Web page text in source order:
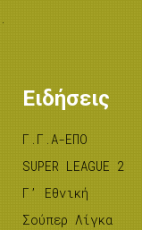
.
Ειδήσεις
Γ.Γ.Α-ΕΠΟ
SUPER LEAGUE 2
Γ’ Εθνική
Σούπερ Λίγκα